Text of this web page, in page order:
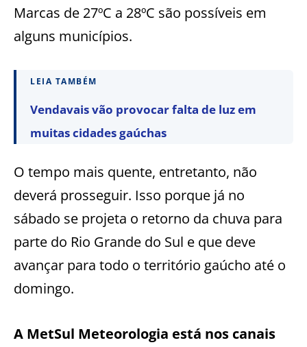
Marcas de 27ºC a 28ºC são possíveis em
alguns municípios.
LEIA TAMBÉM
Vendavais vão provocar falta de luz em
muitas cidades gaúchas
O tempo mais quente, entretanto, não
deverá prosseguir. Isso porque já no
sábado se projeta o retorno da chuva para
parte do Rio Grande do Sul e que deve
avançar para todo o território gaúcho até o
domingo.
A MetSul Meteorologia está nos canais